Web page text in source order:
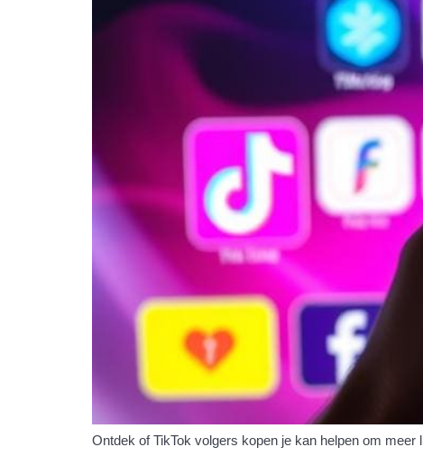
Ontdek of TikTok volgers kopen je kan helpen om